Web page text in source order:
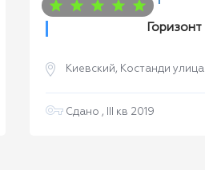
Горизонт
Киевский, Костанди улица
Сдано , III кв 2019